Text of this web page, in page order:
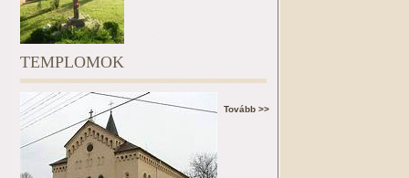
TEMPLOMOK
Tovább >>